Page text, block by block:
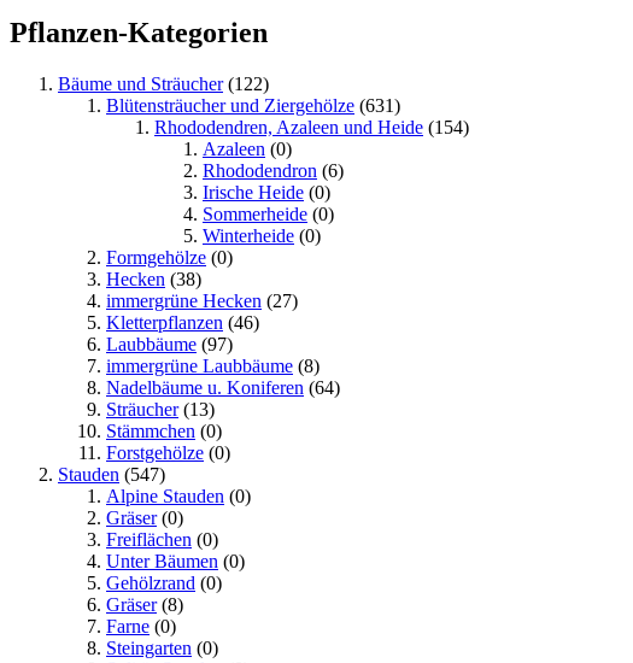
Pflanzen-Kategorien
Bäume und Sträucher(122)
Blütensträucher und Ziergehölze (631)
Rhododendren, Azaleen und Heide (154)
Azaleen (0)
Rhododendron (6)
Irische Heide (0)
Sommerheide (0)
Winterheide (0)
Formgehölze (0)
Hecken (38)
immergrüne Hecken (27)
Kletterpflanzen (46)
Laubbäume (97)
immergrüne Laubbäume (8)
Nadelbäume u. Koniferen (64)
Sträucher(13)
Stämmchen (0)
Forstgehölze (0)
Stauden (547)
Alpine Stauden (0)
Gräser(0)
Freiflächen (0)
Unter Bäumen (0)
Gehölzrand (0)
Gräser(8)
Farne (0)
Steingarten (0)